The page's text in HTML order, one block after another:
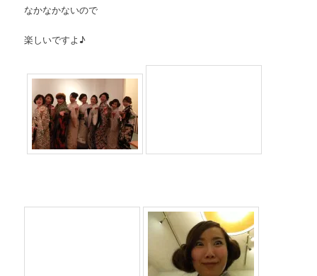
なかなかないので
楽しいですよ♪